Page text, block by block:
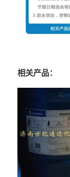
相关产品：